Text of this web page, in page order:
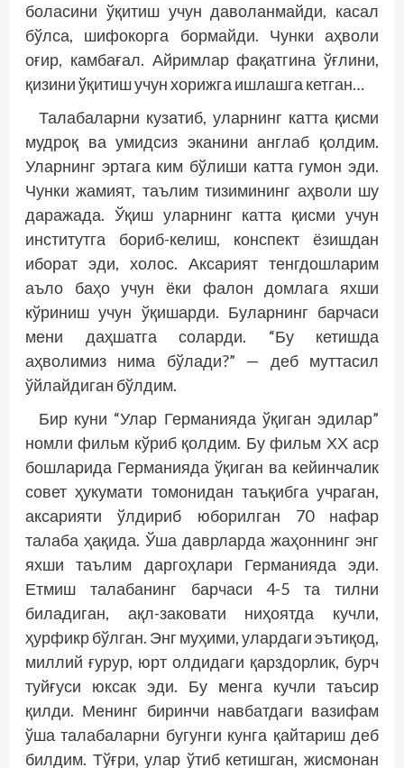
боласини ўқитиш учун даволанмайди, касал
бўлса, шифокорга бормайди. Чунки аҳволи
оғир, камбағал. Айримлар фақатгина ўғлини,
қизини ўқитиш учун хорижга ишлашга кетган…
Талабаларни кузатиб, уларнинг катта қисми
мудроқ ва умидсиз эканини англаб қолдим.
Уларнинг эртага ким бўлиши катта гумон эди.
Чунки жамият, таълим тизимининг аҳволи шу
даражада. Ўқиш уларнинг катта қисми учун
институтга бориб-келиш, конспект ёзишдан
иборат эди, холос. Аксарият тенгдошларим
аъло баҳо учун ёки фалон домлага яхши
кўриниш учун ўқишарди. Буларнинг барчаси
мени даҳшатга соларди. “Бу кетишда
аҳволимиз нима бўлади?” — деб муттасил
ўйлайдиган бўлдим.
Бир куни “Улар Германияда ўқиган эдилар”
номли фильм кўриб қолдим. Бу фильм ХХ аср
бошларида Германия­да ўқиган ва кейинчалик
совет ҳукумати томонидан таъқибга учраган,
аксарияти ўлдириб юборилган 70 нафар
талаба ҳақида. Ўша даврларда жаҳоннинг энг
яхши таълим даргоҳлари Германия­да эди.
Етмиш талабанинг барчаси 4-5 та тилни
биладиган, ақл-заковати ниҳоятда кучли,
ҳурфикр бўлган. Энг муҳими, улардаги эътиқод,
миллий ғурур, юрт олдидаги қарздорлик, бурч
туйғуси юксак эди. Бу менга кучли таъсир
қилди. Менинг биринчи навбатдаги вазифам
ўша талабаларни бугунги кунга қайтариш деб
билдим. Тўғри, улар ўтиб кетишган, жисмонан